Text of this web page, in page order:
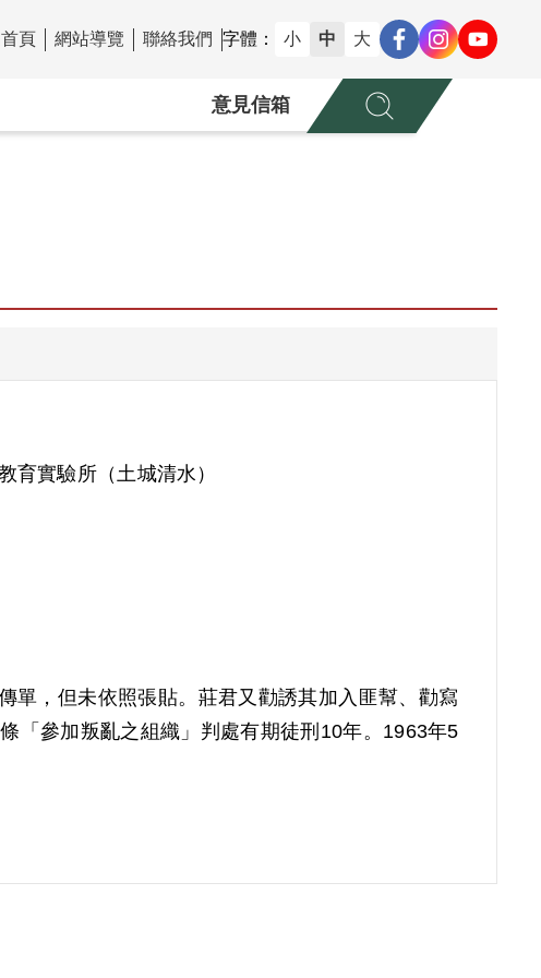
頁 網站導覽 聯絡我們 字體： 小 中 大
意見信箱
育實驗所（土城清水）
單，但未依照張貼。莊君又勸誘其加入匪幫、勸寫
「參加叛亂之組織」判處有期徒刑10年。1963年5
償理由為其雖口頭答應莊某要參加匪幫組織，但